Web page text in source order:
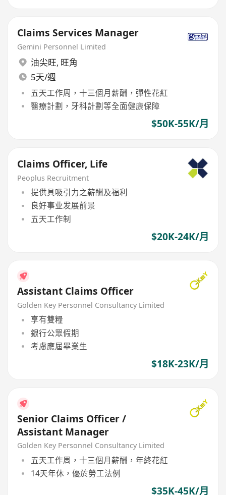
Claims Services Manager
Gemini Personnel Limited
油尖旺, 旺角
5天/週
五天工作周，十三個月薪酬，彈性花紅
醫療計劃，牙科計劃等全面健康保障
$50K-55K/月
Claims Officer, Life
Peoplus Recruitment
提供具吸引力之薪酬及福利
良好事业发展前景
五天工作制
$20K-24K/月
Assistant Claims Officer
Golden Key Personnel Consultancy Limited
享有雙糧
銀行公眾假期
考慮應屆畢業生
$18K-23K/月
Senior Claims Officer /
Assistant Manager
Golden Key Personnel Consultancy Limited
五天工作周，十三個月薪酬，年終花紅
14天年休，優於勞工法例
$35K-45K/月